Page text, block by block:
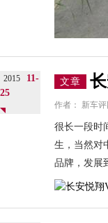
2015
11-
25
文章
作者： 新车评
很长一段时
生，当然对
品牌，发展